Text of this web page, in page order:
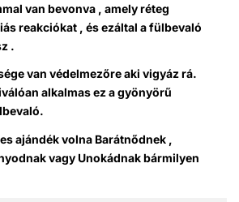
van bevonva , amely réteg
reakciókat , és ezáltal a fülbevaló
.
van védelmezőre aki vigyáz rá.
alkalmas ez a gyönyörű
ajándék volna Barátnődnek ,
vagy Unokádnak bármilyen